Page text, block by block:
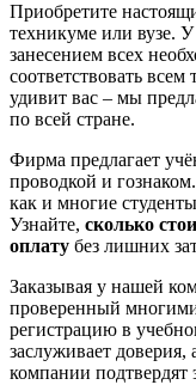
Приобретите
техникуме или вузе.
занесением всех
соответствовать всем
удивит вас – мы
по всей стране.
Фирма предлагает
проводкой и
как и многие
Узнайте, сколько
оплату без лишних
Заказывая у нашей
проверенный
регистрацию в
заслуживает
компании подтвердят